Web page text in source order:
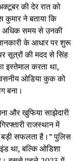
की देर रात को
ने बताया कि
अधिक समय से उनकी
के आधार पर शुरू
सूत्रों की मदद से सिंह
इस्तेमाल करता था,
ओडिया कुक को
बना।
और खुफिया साझेदारी
राजस्थान में
सफलता है।” पुलिस
था, बल्कि ओडिशा